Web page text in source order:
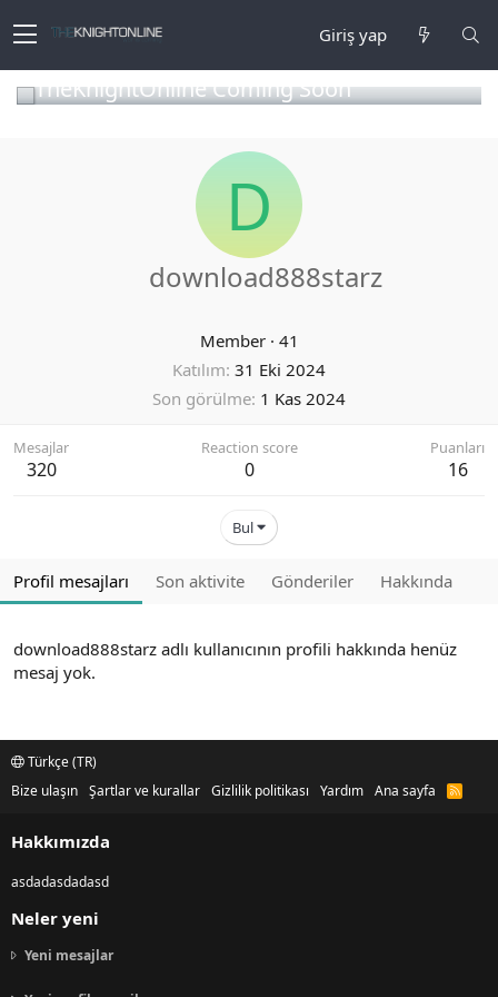
Giriş yap
TheKnightOnline Coming Soon
D
download888starz
Member · 41
Katılım 31 Eki 2024
Son görülme 1 Kas 2024
Mesajlar
320
Reaction score
0
Puanları
16
Bul
Profil mesajları Son aktivite Gönderiler Hakkında
download888starz adlı kullanıcının profili hakkında henüz
mesaj yok.
Türkçe (TR)
Bize ulaşın Şartlar ve kurallar Gizlilik politikası Yardım Ana sayfa
R
Hakkımızda
asdadasdadasd
Neler yeni
Yeni mesajlar